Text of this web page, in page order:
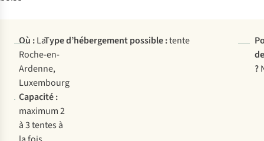
Où :La
Roche-en-
Ardenne,
Luxembourg
Type d’hébergement possible :tente
?
Capacité :
maximum 2
à 3 tentes à